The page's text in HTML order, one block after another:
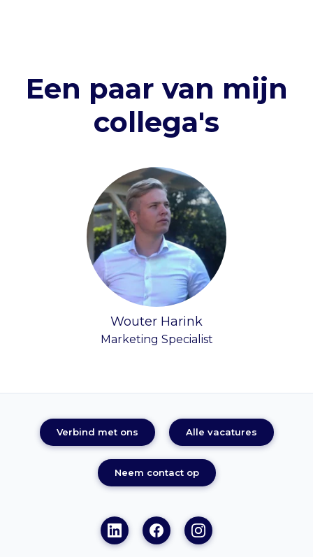
Een paar van mijn
collega's
Wouter Harink
Marketing Specialist
Verbind met ons Alle vacatures
Neem contact op